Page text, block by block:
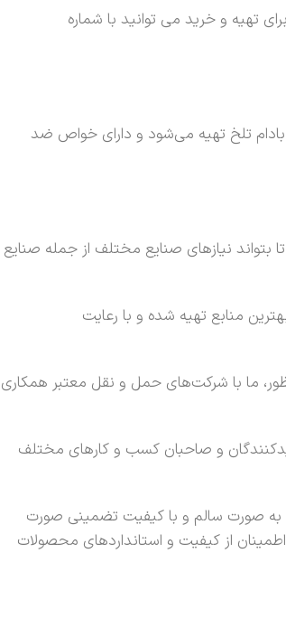
تهیه و خرید می توانید با شماره
تلخ تهیه می‌شود و دارای خواص ضد
نیازهای صنایع مختلف از جمله صنایع
منابع تهیه شده و با رعایت
ما با شرکت‌های حمل و نقل معتبر همکاری
و صاحبان کسب و کارهای مختلف
به صورت سالم و با کیفیت تضمینی صورت
از کیفیت و استانداردهای محصولات